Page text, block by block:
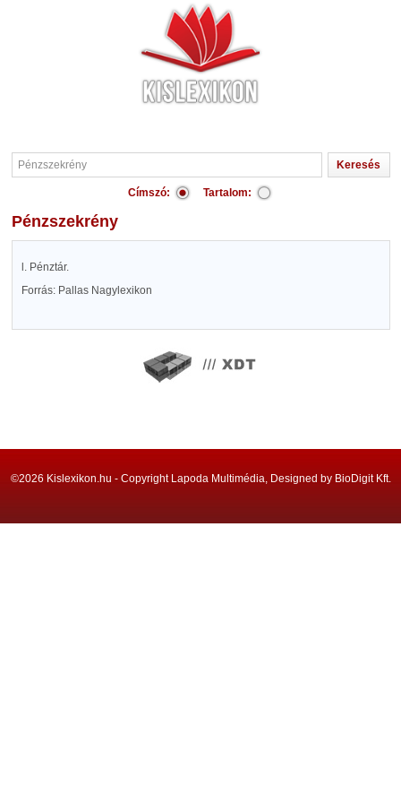
Címszó: Tartalom:
Pénzszekrény
l. Pénztár.
Forrás: Pallas Nagylexikon
©2026 Kislexikon.hu - Copyright Lapoda Multimédia, Designed by BioDigit Kft.